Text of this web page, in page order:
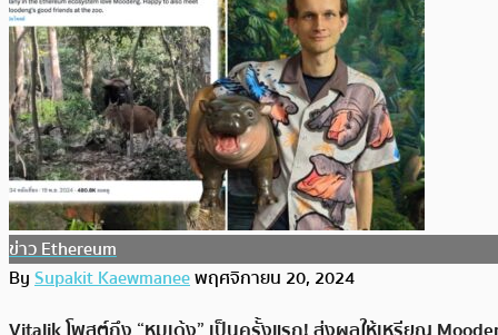
ข่าว Ethereum
BySupakit Kaewmaneeพฤศจิกายน 20, 2024